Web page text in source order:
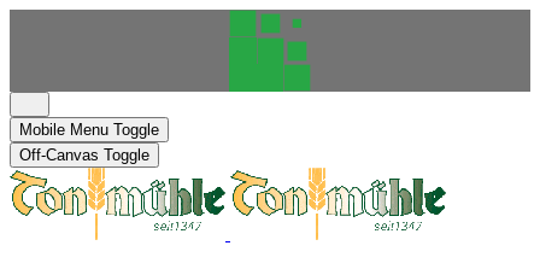
Mobile Menu Toggle
Off-Canvas Toggle